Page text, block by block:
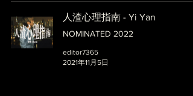
人渣心理指南 - Yi Yan
NOMINATED 2022
editor7365
2021年11月5日